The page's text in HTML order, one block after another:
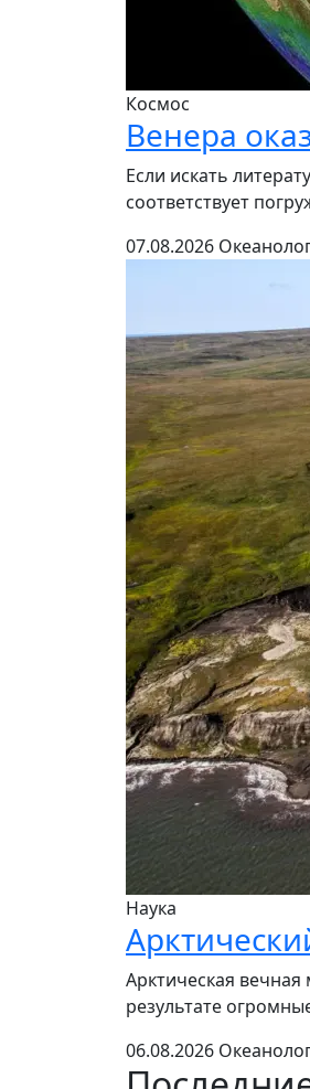
Космос
Венера
Если искать
соответствует
07.08.2026
Наука
Арктическая вечная
результате
06.08.2026